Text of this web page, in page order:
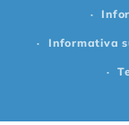
Informativa